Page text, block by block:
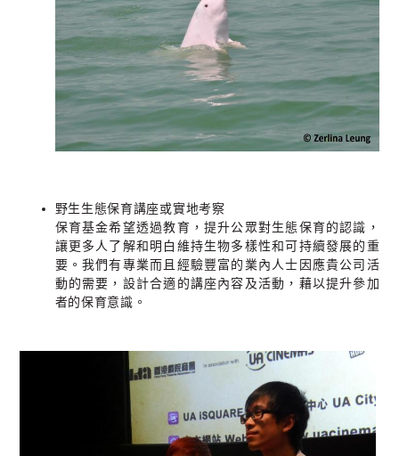
野生生態保育講座或實地考察
保育基金希望透過教育，提升公眾對生態保育的認識，
讓更多人了解和明白維持生物多樣性和可持續發展的重
要。我們有專業而且經驗豐富的業內人士因應貴公司活
動的需要，設計合適的講座內容及活動，藉以提升參加
者的保育意識。